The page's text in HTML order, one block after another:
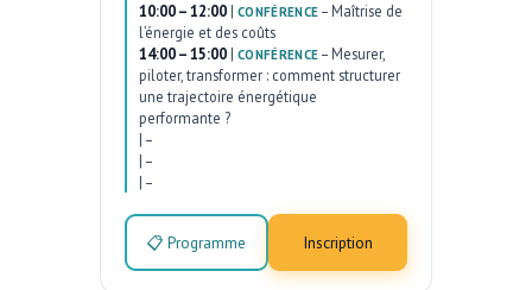
10:00 – 12:00 | CONFÉRENCE – Maîtrise de
l’énergie et des coûts
14:00 – 15:00 | CONFÉRENCE – Mesurer,
piloter, transformer : comment structurer
une trajectoire énergétique
performante ?
| –
| –
| –
📋 Programme Inscription